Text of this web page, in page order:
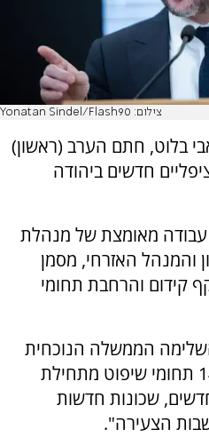
צילום: Yonatan Sindel/Flash90
בלוט, חתם הערב (ראשון)
חדשים ביהודה
מאומצת של מנהלת
והמנהל האזרחי, מסמן
קידום והרחבת תחומי
הממשלה הנוכחית
קידום חסר תקדים של כ-140 תחומי שיפוט מתחילת
שכונות חדשות
הצעירה".